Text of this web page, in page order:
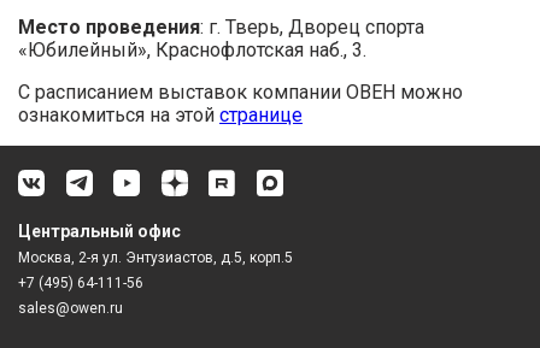
Место проведения: г. Тверь, Дворец спорта
«Юбилейный», Краснофлотская наб., 3.
C расписанием выставок компании ОВЕН можно
ознакомиться на этой странице
Центральный офис
Москва, 2-я ул. Энтузиастов, д.5, корп.5
+7 (495) 64-111-56
sales@owen.ru